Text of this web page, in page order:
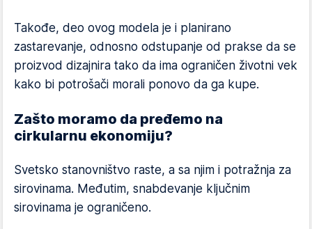
Takođe, deo ovog modela je i planirano
zastarevanje, odnosno odstupanje od prakse da se
proizvod dizajnira tako da ima ograničen životni vek
kako bi potrošači morali ponovo da ga kupe.
Zašto moramo da pređemo na
cirkularnu ekonomiju?
Svetsko stanovništvo raste, a sa njim i potražnja za
sirovinama. Međutim, snabdevanje ključnim
sirovinama je ograničeno.